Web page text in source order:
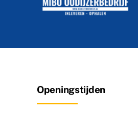
Openingstijden